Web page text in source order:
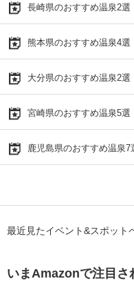
長崎県のおすすめ温泉2選
熊本県のおすすめ温泉4選
大分県のおすすめ温泉2選
宮崎県のおすすめ温泉5選
鹿児島県のおすすめ温泉7
最近見たイベント&スポット
いまAmazonで注目さ